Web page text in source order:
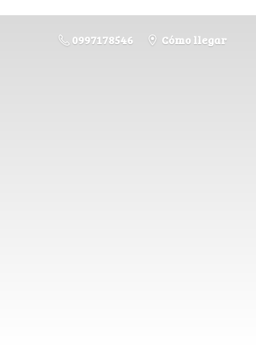
0997178546 Cómo llegar